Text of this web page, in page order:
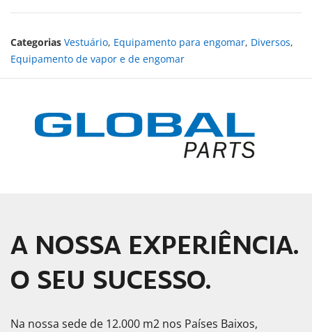
Categorias Vestuário, Equipamento para engomar, Diversos,
Equipamento de vapor e de engomar
A NOSSA EXPERIÊNCIA.
O SEU SUCESSO.
Na nossa sede de 12.000 m2 nos Países Baixos,